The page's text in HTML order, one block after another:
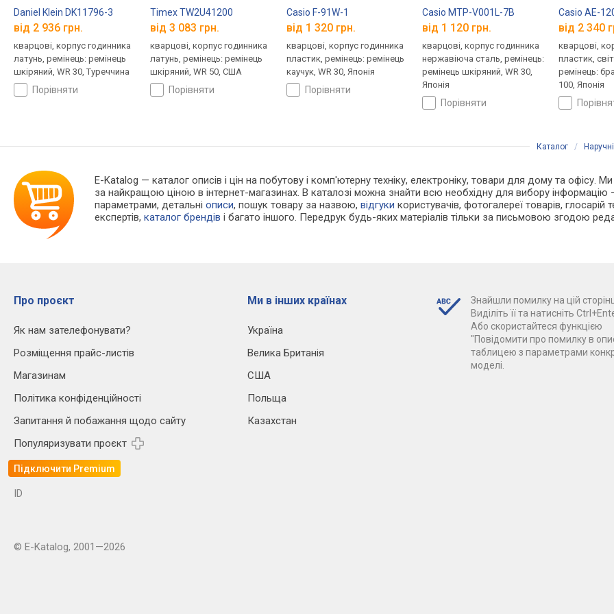
Daniel Klein DK11796-3
від 2 936 грн.
кварцові, корпус годинника
латунь, ремінець: ремінець
шкіряний, WR 30, Туреччина
порівняти
Timex TW2U41200
від 3 083 грн.
кварцові, корпус годинника
латунь, ремінець: ремінець
шкіряний, WR 50, США
порівняти
Casio F-91W-1
від 1 320 грн.
кварцові, корпус годинника
пластик, ремінець: ремінець
каучук, WR 30, Японія
порівняти
Casio MTP-V001L-7B
від 1 120 грн.
кварцові, корпус годинника
нержавіюча сталь, ремінець:
ремінець шкіряний, WR 30,
Японія
порівняти
Casio AE-
від 2 340
кварцові,
пластик,
ремінець:
100, Японія
Каталог /
E-Katalog — каталог описів і цін на побутову і комп'ютерну техніку, електроніку, товари для дому та офісу.
за найкращою ціною в інтернет-магазинах. В каталозі можна знайти всю необхідну для вибору
параметрами, детальніописи, пошук товару за назвою,відгуки користувачів, фотогалереї товарів, глосарій
експертів,каталог брендів і багато іншого. Передрук будь-яких матеріалів тільки за письмовою згодою
Про проєкт
Як нам зателефонувати?
Розміщення прайс-листів
Магазинам
Політика конфіденційності
Запитання й побажання щодо сайту
Популяризувати проєкт
Підключити Premium
Ми в інших країнах
Україна
Велика Британія
США
Польща
Казахстан
Знайшли помилку на цій
Виділіть її та натисніть
Або скористайтеся функцією
"Повідомити про помилку в
таблицею з параметрами
моделі.
ID
© E-Katalog, 2001—2026